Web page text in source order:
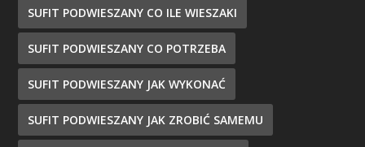
SUFIT PODWIESZANY CO ILE WIESZAKI
SUFIT PODWIESZANY CO POTRZEBA
SUFIT PODWIESZANY JAK WYKONAĆ
SUFIT PODWIESZANY JAK ZROBIĆ SAMEMU